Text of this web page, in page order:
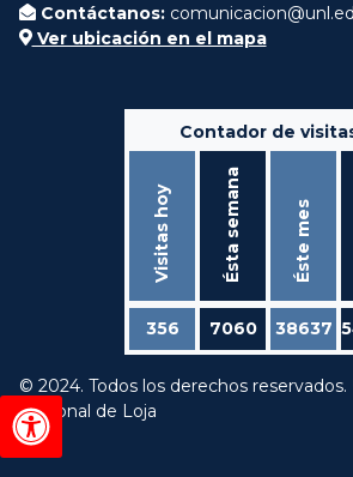
Contáctanos:
Ver ubicación en el mapa
Contador de
Visitas hoy Ésta semana Éste mes
356 7060 38637
© 2024. Todos los derechos reservados.
Nacional de Loja